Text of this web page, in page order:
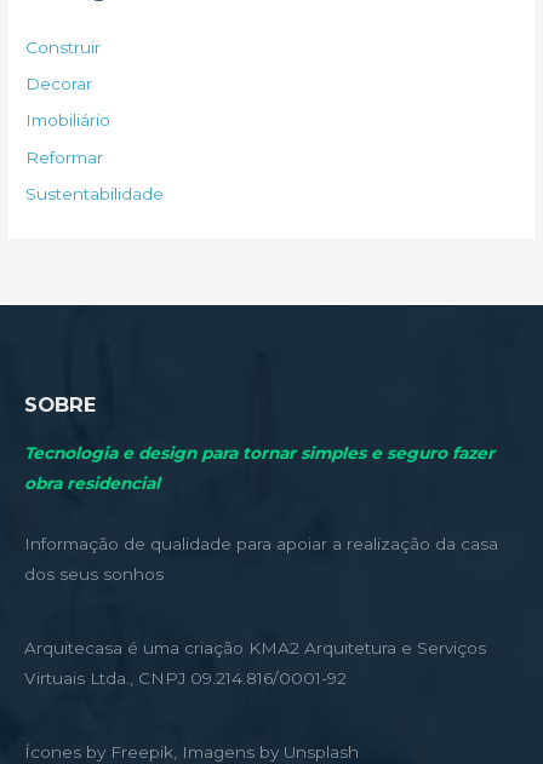
p
o
r
Construir
Decorar
Imobiliário
Reformar
Sustentabilidade
SOBRE
Tecnologia e design para tornar simples e seguro fazer
obra residencial
Informação de qualidade para apoiar a realização da casa
dos seus sonhos
Arquitecasa é uma criação KMA2 Arquitetura e Serviços
Virtuais Ltda., CNPJ 09.214.816/0001-92
Ícones by Freepik, Imagens by Unsplash